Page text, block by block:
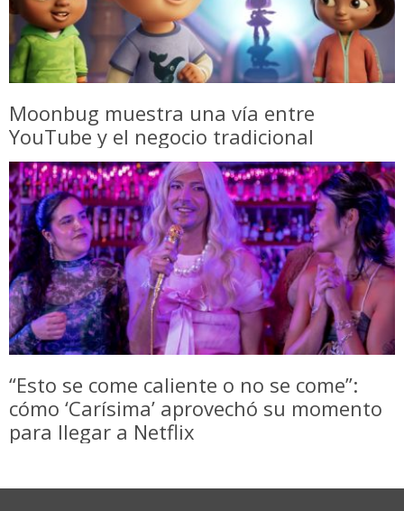
Moonbug muestra una vía entre
YouTube y el negocio tradicional
“Esto se come caliente o no se come”:
cómo ‘Carísima’ aprovechó su momento
para llegar a Netflix